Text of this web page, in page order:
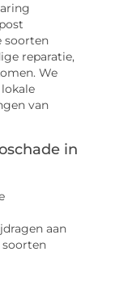
soorten
reparatie,
We
van
in
aan
soorten